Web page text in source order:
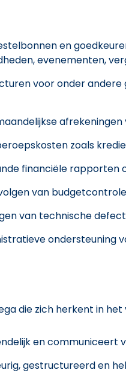
en
evenementen,
voor onder
zoals
financiële rapporten
van
van technische
ondersteuning
die zich herkent in
en communiceert
gestructureerd en